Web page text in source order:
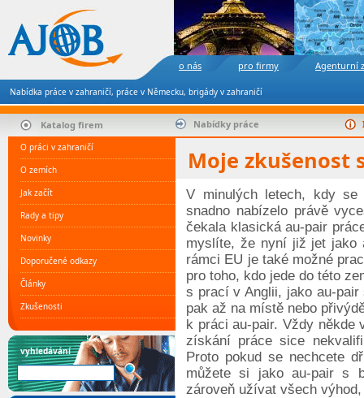
o nás pro firmy Agenturní
Nabídka práce v zahraničí, práce v Německu, brigády v zahraničí
Katalog firem
O práci v zahraničí
O zemích
Jak začít
Rady a tipy
Novinky
Doporučené odkazy
Články
Zkušenosti
vyhledávání
Nabídky práce
Moje zkušenost
V minulých letech, kdy
snadno nabízelo právě
čekala klasická au-pair
myslíte, že nyní již jet jako
rámci EU je také možné
pro toho, kdo jede do této
s prací v Anglii, jako au-
pak až na místě nebo
k práci au-pair. Vždy někde
získání práce sice
Proto pokud se nechcete
můžete si jako au-pair s
zároveň užívat všech